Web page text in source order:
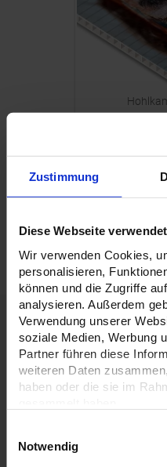
Zustimmung
Diese Webseite
Wir verwenden Cookies,
personalisieren,
können und die Zugriffe
analysieren. Außerdem
Verwendung unserer
soziale Medien, Werbung
Partner führen diese
weiteren Daten
haben oder die sie im
Notwendig
ekomi
Mike, Firma Gruschdesign